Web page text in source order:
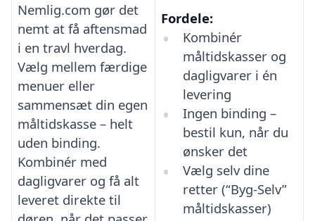
Nemlig.com gør det
nemt at få aftensmad
i en travl hverdag.
Vælg mellem færdige
menuer eller
sammensæt din egen
måltidskasse – helt
uden binding.
Kombinér med
dagligvarer og få alt
leveret direkte til
Fordele:
Kombinér
måltidskasser og
dagligvarer i én
levering
Ingen binding –
bestil kun, når du
ønsker det
Vælg selv dine
retter (“Byg-Selv”
måltidskasser)